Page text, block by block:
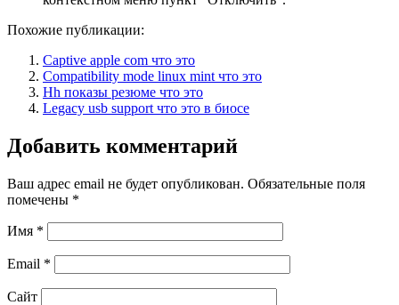
Похожие публикации:
Captive apple com что это
Compatibility mode linux mint что это
Hh показы резюме что это
Legacy usb support что это в биосе
Добавить комментарий
Ваш адрес email не будет опубликован. Обязательные поля
помечены *
Имя *
Email *
Сайт